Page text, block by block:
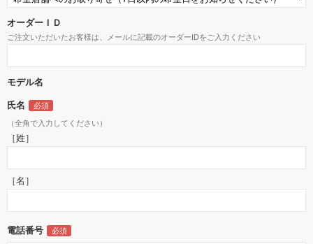
オーダーＩＤ
ご注文いただいたお客様は、メールに記載のオーダーIDをご入力ください
モデル名
氏名
（全角で入力してください）
［姓］
［名］
電話番号